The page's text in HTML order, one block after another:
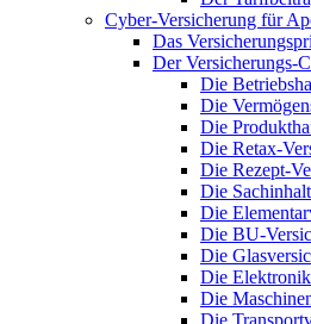
Cyber-Versicherung für
Das
Der Versicherungs-
Die
Die
Die
Die Retax-
Die Rezept-
Die
Die
Die BU-
Die
Die
Die
Die